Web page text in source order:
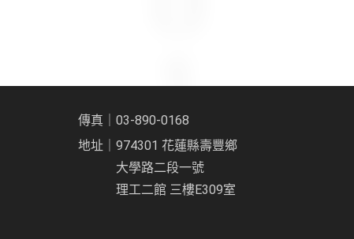
傳真｜03-890-0168
地址｜974301 花蓮縣壽豐鄉
大學路二段一號
理工二館 三樓E309室